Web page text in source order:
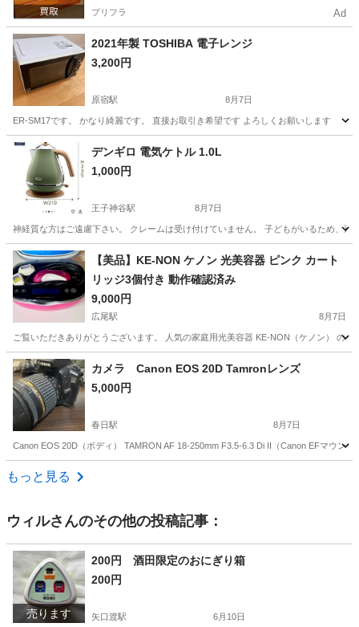
プリフラ Ad
2021年製 TOSHIBA 電子レンジ
3,200円
原宿駅 8月7日
ER-SM17です。 かなり綺麗です。 直接お取引き希望です よろしくお願いします
東京 渋谷区 原宿駅 キッチン家電
デンギロ 電気ケトル 1.0L
1,000円
王子神谷駅 8月7日
神経質な方はご遠慮下さい。 クレームは受け付けていません。 子どもがいるため、
東京 北区 王子神谷駅 キッチン家電
【美品】KE-NON ケノン 光美容器 ピンク カート
リッジ3個付き 動作確認済み
9,000円
広尾駅 8月7日
ご覧いただきありがとうございます。 人気の家庭用光美容器 KE-NON（ケノン） の
東京 渋谷区 広尾駅
カメラ Canon EOS 20D Tamronレンズ
5,000円
春日駅 8月7日
Canon EOS 20D（ボディ） TAMRON AF 18-250mm F3.5-6.3 Di II（Canon EFマウン
東京 文京区
もっと見る
ウィルさんのその他の投稿記事：
売ります
200円 酒田限定のおにぎり箱
200円
矢口渡駅 6月10日